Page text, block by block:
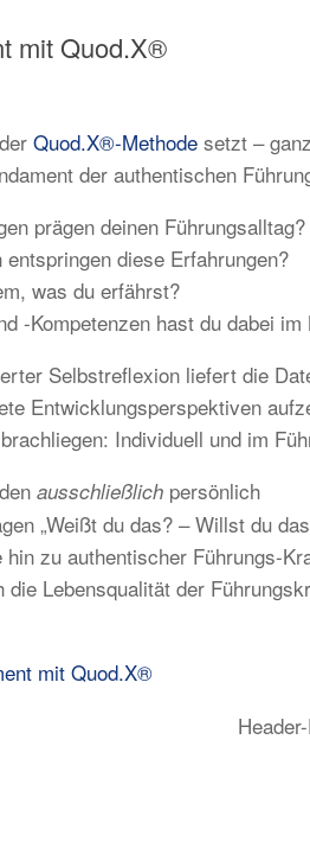
mit Quod.X®
Quod.X®-Methode setzt –
der authentischen
prägen deinen Führungsalltag?
diese Erfahrungen?
was du erfährst?
-Kompetenzen hast du dabei im
Selbstreflexion liefert die
Entwicklungsperspektiven
Individuell und im
ausschließlich persönlich
„Weißt du das? – Willst du
zu authentischer Führungs-
die Lebensqualität der
mit Quod.X®